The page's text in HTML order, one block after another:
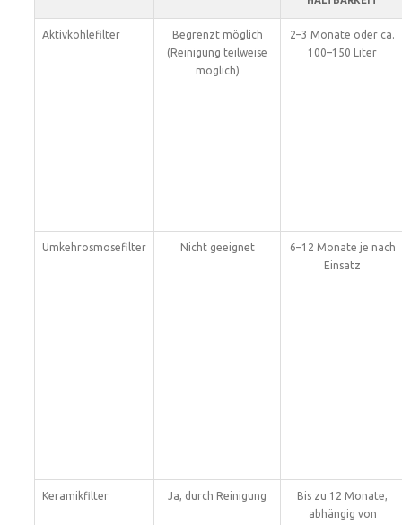
Aktivkohlefilter
Begrenzt möglich
(Reinigung teilweise
möglich)
2–3 Monate oder ca.
100–150 Liter
Umkehrosmosefilter Nicht geeignet
6–12 Monate je nach
Einsatz
Keramikfilter Ja, durch Reinigung
Bis zu 12 Monate,
abhängig von